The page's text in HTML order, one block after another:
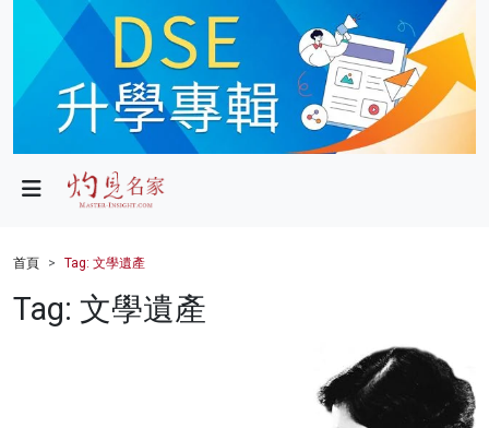
政局
財經
首頁 Tag: 文學遺產
Tag: 文學遺產